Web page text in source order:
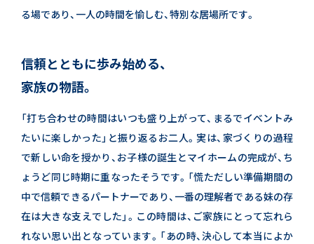
る場であり、一人の時間を愉しむ、特別な居場所です。
信頼とともに歩み始める、
家族の物語。
「打ち合わせの時間はいつも盛り上がって、まるでイベントみ
たいに楽しかった」と振り返るお二人。実は、家づくりの過程
で新しい命を授かり、お子様の誕生とマイホームの完成が、ち
ょうど同じ時期に重なったそうです。 「慌ただしい準備期間の
中で信頼できるパートナーであり、一番の理解者である妹の存
在は大きな支えでした」。 この時間は、ご家族にとって忘れら
れない思い出となっています。 「あの時、決心して本当によか